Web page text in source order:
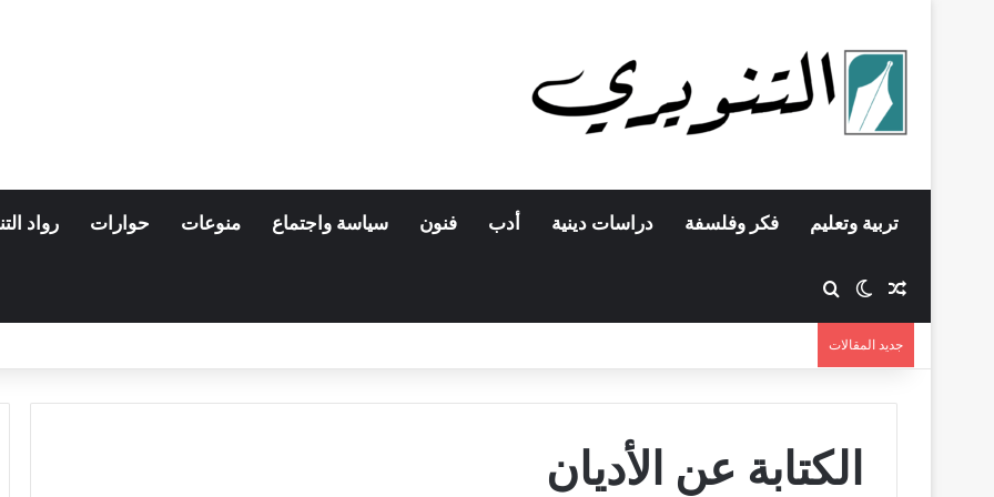
تربية وتعليم فكر وفلسفة دراسات دينية أدب فنون سياسة واجتماع منوعات حوارات رواد
مقال عشوائي
الوضع المظلم
جديد المقالات
الكتابة عن الأديان